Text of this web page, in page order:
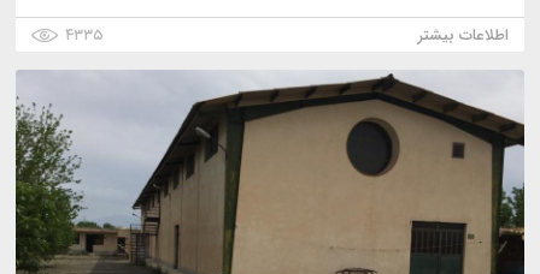
اطلاعات بیشتر
۴۳۳۵